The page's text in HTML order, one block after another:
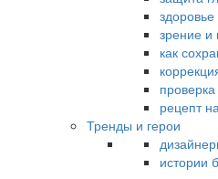
здоровье
зрение и
как
рецепт
Тренды и герои
истории